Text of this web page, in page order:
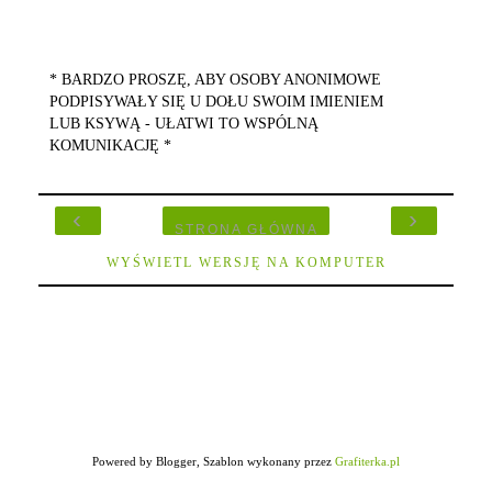
* BARDZO PROSZĘ, ABY OSOBY ANONIMOWE
PODPISYWAŁY SIĘ U DOŁU SWOIM IMIENIEM
LUB KSYWĄ - UŁATWI TO WSPÓLNĄ
KOMUNIKACJĘ *
‹ ›
STRONA GŁÓWNA
WYŚWIETL WERSJĘ NA KOMPUTER
Powered by Blogger, Szablon wykonany przez Grafiterka.pl